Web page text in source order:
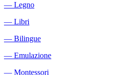
― Legno
― Libri
― Bilingue
― Emulazione
― Montessori